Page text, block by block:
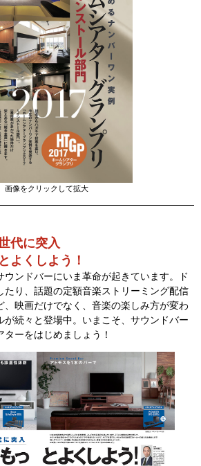
画像をクリックして拡大
代に突入
よくしよう！
ウンドバーにいま革命が起きています。ド
たり、話題の定額音楽ストリーミング配信
、映画だけでなく、音楽の楽しみ方が変わ
が続々と登場中。いまこそ、サウンドバー
ーをはじめましょう！